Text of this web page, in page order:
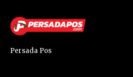
Persada Pos